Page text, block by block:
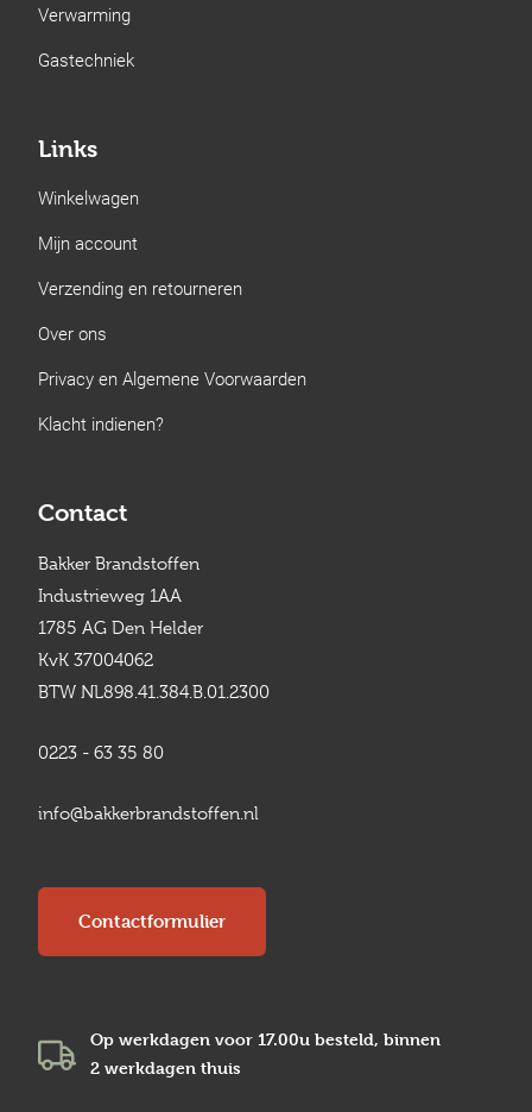
Verwarming
Gastechniek
Links
Winkelwagen
Mijn account
Verzending en retourneren
Over ons
Privacy en Algemene Voorwaarden
Klacht indienen?
Contact
Bakker Brandstoffen
Industrieweg 1AA
1785 AG Den Helder
KvK 37004062
BTW NL898.41.384.B.01.2300
0223 - 63 35 80
info@bakkerbrandstoffen.nl
Contactformulier
Op werkdagen voor 17.00u besteld, binnen
2 werkdagen thuis